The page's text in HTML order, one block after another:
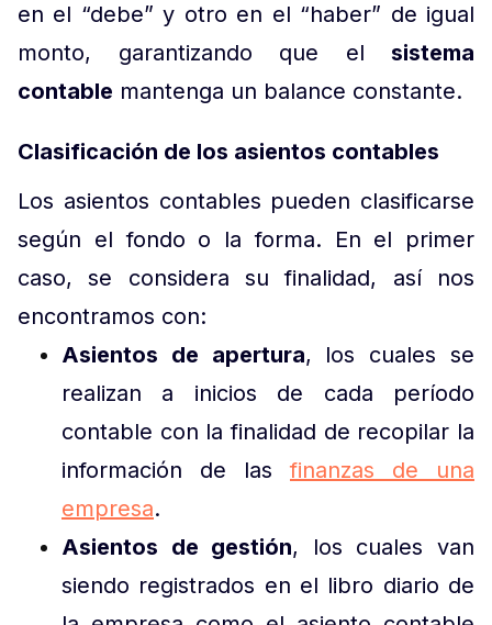
en el “debe” y otro en el “haber” de igual
monto, garantizando que el sistema
contable mantenga un balance constante.
Clasificación de los asientos contables
Los asientos contables pueden clasificarse
según el fondo o la forma. En el primer
caso, se considera su finalidad, así nos
encontramos con:
Asientos de apertura, los cuales se
realizan a inicios de cada período
contable con la finalidad de recopilar la
información de lasfinanzas de una
empresa.
Asientos de gestión, los cuales van
siendo registrados en el libro diario de